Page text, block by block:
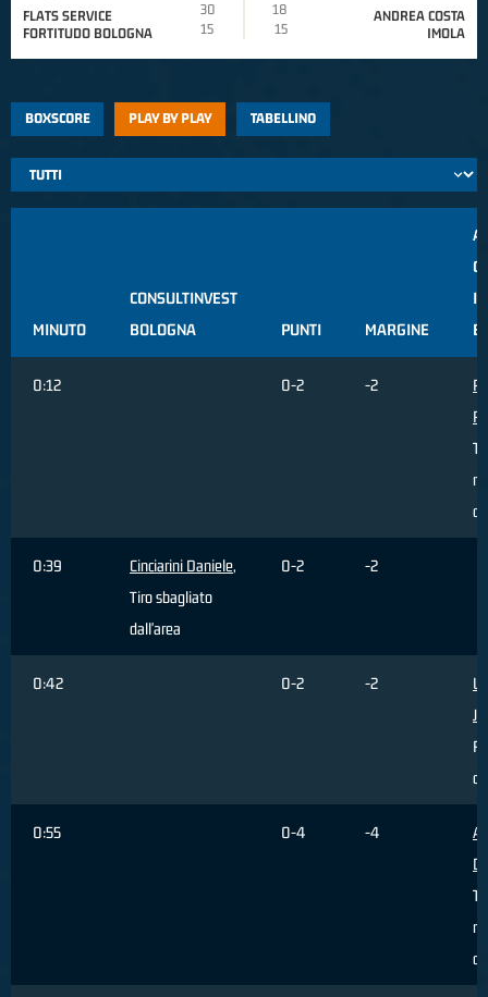
FLATS SERVICE
FORTITUDO BOLOGNA
30
18
15
15
ANDREA COSTA
IMOLA
BOXSCORE PLAY BY PLAY TABELLINO
MINUTO
CONSULTINVEST
BOLOGNA
PUNTI MARGINE
0:12 0-2 -2
0:39 Cinciarini Daniele,
Tiro sbagliato
dall'area
0-2 -2
0:42 0-2 -2
0:55 0-4 -4